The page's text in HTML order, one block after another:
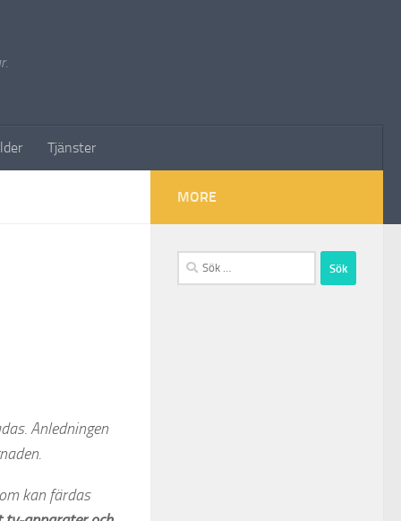
Tjänster
Anledningen
kan färdas
MORE
Sök
efter: